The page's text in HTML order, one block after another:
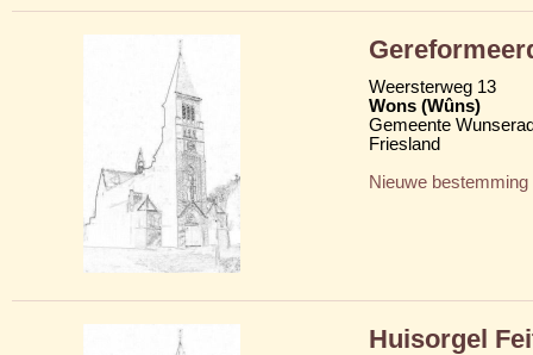
Weersterweg 13
Wons (Wûns)
Gemeente
Friesland
Nieuwe bestemming
Huisorgel